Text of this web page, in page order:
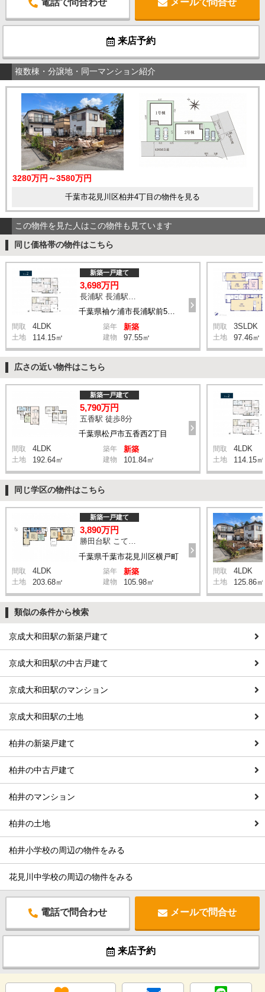
電話で問合わせ メールで問合せ
来店予約
複数棟・分譲地・同一マンション紹介
3280万円～3580万円
千葉市花見川区柏井4丁目の物件を見る
この物件を見た人はこの物件も見ています
同じ価格帯の物件はこちら
新築一戸建て
3,698万円
間取 4LDK 築年 新築
土地 114.15㎡ 建物 97.55㎡
間取 3SLDK
土地 97.46㎡
広さの近い物件はこちら
千葉県松戸市五香西2丁目
新築一戸建て
5,790万円
五香駅 徒歩8分
間取 4LDK 築年 新築
土地 192.64㎡ 建物 101.84㎡
間取 4LDK
土地 114.15㎡
同じ学区の物件はこちら
千葉県千葉市花見川区横戸町
新築一戸建て
3,890万円
勝田台駅 こてはし第五 バス22分 停歩7分
間取 4LDK 築年 新築
土地 203.68㎡ 建物 105.98㎡
間取 4LDK
土地 125.86㎡
類似の条件から検索
京成大和田駅の新築戸建て
京成大和田駅の中古戸建て
京成大和田駅のマンション
京成大和田駅の土地
柏井の新築戸建て
柏井の中古戸建て
柏井のマンション
柏井の土地
柏井小学校の周辺の物件をみる
花見川中学校の周辺の物件をみる
電話で問合わせ メールで問合せ
来店予約